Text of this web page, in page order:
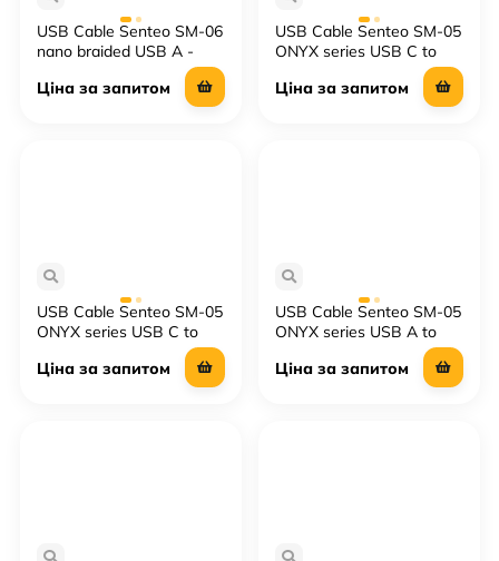
USB Cable Senteo SM-06
nano braided USB A -
Ціна за запитом
USB Cable Senteo SM-05
ONYX series USB C to
Ціна за запитом
USB Cable Senteo SM-05
ONYX series USB C to
Ціна за запитом
USB Cable Senteo SM-05
ONYX series USB A to
Ціна за запитом